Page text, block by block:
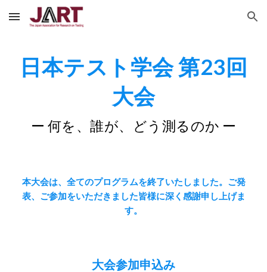
Skip to main content Skip to navigation
日本テスト学会 第23回
大会
ー 何を、誰が、どう測るのか ー
本大会は、全てのプログラムを終了いたしました。ご発
表、ご参加をいただきました皆様に深く感謝申し上げま
す。
大会参加申込み